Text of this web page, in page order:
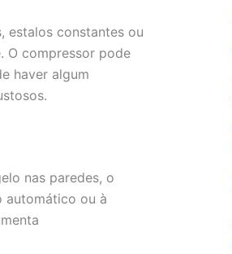
estalos constantes ou
O compressor pode
haver algum
nas paredes, o
automático ou à